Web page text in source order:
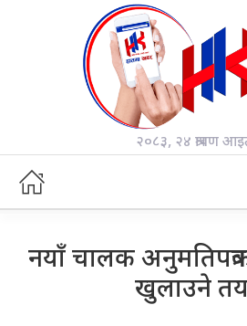
२०८३, २४ श्रावण
नयाँ चालक
खुलाउने